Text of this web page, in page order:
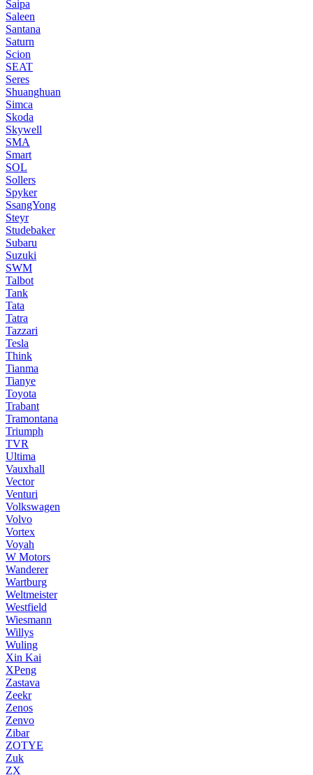
Saipa
Saleen
Santana
Saturn
Scion
SEAT
Seres
Shuanghuan
Simca
Skoda
Skywell
SMA
Smart
SOL
Sollers
Spyker
SsangYong
Steyr
Studebaker
Subaru
Suzuki
SWM
Talbot
Tank
Tata
Tatra
Tazzari
Tesla
Think
Tianma
Tianye
Toyota
Trabant
Tramontana
Triumph
TVR
Ultima
Vauxhall
Vector
Venturi
Volkswagen
Volvo
Vortex
Voyah
W Motors
Wanderer
Wartburg
Weltmeister
Westfield
Wiesmann
Willys
Wuling
Xin Kai
XPeng
Zastava
Zeekr
Zenos
Zenvo
Zibar
ZOTYE
Zuk
ZX